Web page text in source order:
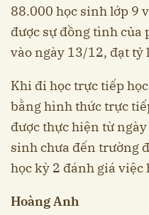
88.000 học sinh lớp 9
được sự đồng tình
vào ngày 13/12, đạt tỷ
Khi đi học trực tiếp
bằng hình thức trực
được thực hiện từ
sinh chưa đến trường
học kỳ 2 đánh giá việc
Hoàng Anh